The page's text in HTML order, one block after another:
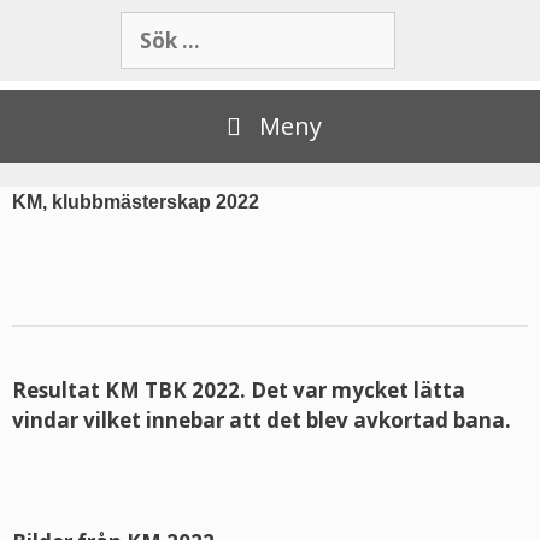
Meny
KM, klubbmästerskap 2022
Resultat KM TBK 2022. Det var mycket lätta
vindar vilket innebar att det blev avkortad bana.